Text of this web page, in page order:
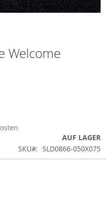
Welcome
AUF LAGER
SKU
SLD0866-050X075